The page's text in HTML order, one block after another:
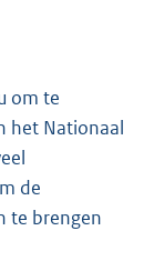
om te
het Nationaal
de
te brengen